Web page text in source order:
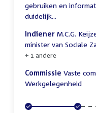
gebruiken en
duidelijk...
Indiener M.C.G.
minister van Sociale
+ 1 andere
Commissie Vaste
Werkgelegenheid